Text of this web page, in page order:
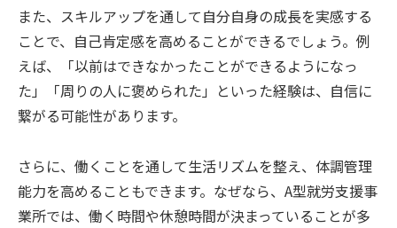
また、スキルアップを通して自分自身の成長を実感する
ことで、自己肯定感を高めることができるでしょう。例
えば、「以前はできなかったことができるようになっ
た」「周りの人に褒められた」といった経験は、自信に
繋がる可能性があります。
さらに、働くことを通して生活リズムを整え、体調管理
能力を高めることもできます。なぜなら、A型就労支援事
業所では、働く時間や休憩時間が決まっていることが多